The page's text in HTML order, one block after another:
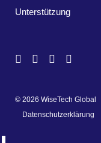
Unterstützung
© 2026 WiseTech Global
Datenschutzerklärung